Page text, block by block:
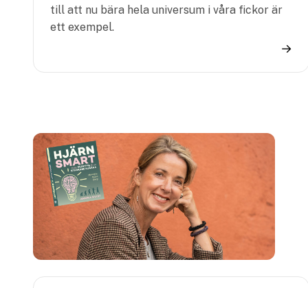
till att nu bära hela universum i våra fickor är
ett exempel.
→